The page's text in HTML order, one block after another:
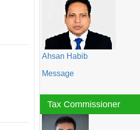
Ahsan Habib
Message
Tax Commissioner